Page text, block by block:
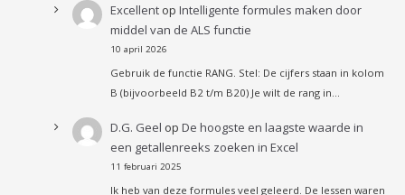
Excellent opIntelligente formules maken door
middel van de ALS functie
10 april 2026
Gebruik de functie RANG. Stel: De cijfers staan in kolom
B (bijvoorbeeld B2 t/m B20) Je wilt de rang in…
D.G. Geel opDe hoogste en laagste waarde in
een getallenreeks zoeken in Excel
11 februari 2025
Ik heb van deze formules veel geleerd. De lessen waren